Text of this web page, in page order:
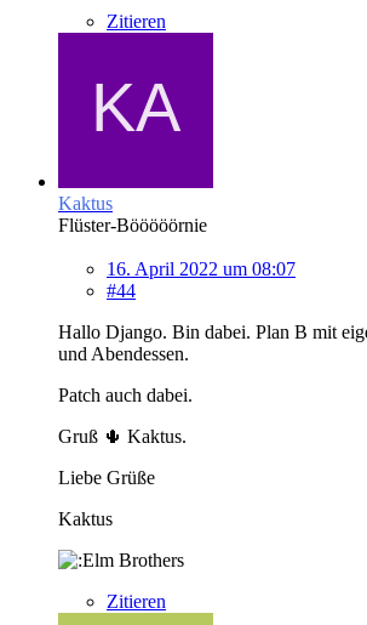
Zitieren
Kaktus
Flüster-Bööööörnie
16. April 2022 um 08:07
#44
Hallo Django. Bin dabei. Plan B mit
und Abendessen.
Patch auch dabei.
Gruß 🌵 Kaktus.
Liebe Grüße
Kaktus
Zitieren